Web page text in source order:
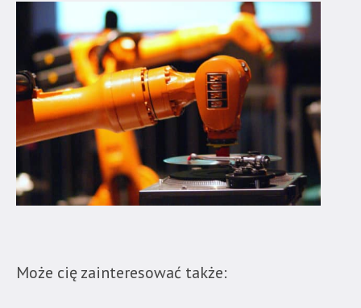
Może cię zainteresować także: